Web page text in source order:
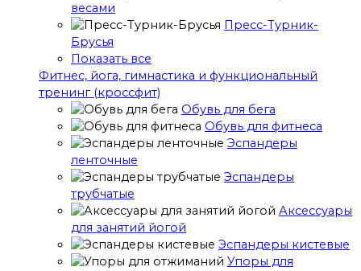
весами
Пресс-Турник-
Брусья
Показать все
Фитнес, йога, гимнастика и функциональный
тренинг (кроссфит)
Обувь для бега
Обувь для фитнеса
Эспандеры
ленточные
Эспандеры
трубчатые
Аксессуары
для занятий йогой
Эспандеры кистевые
Упоры для